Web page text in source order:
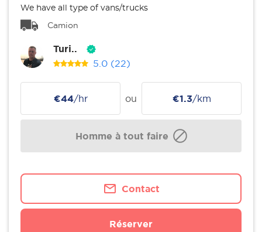
We have all type of vans/trucks
Camion
Turi..
5.0 (22)
€44/hr ou €1.3/km
Homme à tout faire
Contact
Réserver